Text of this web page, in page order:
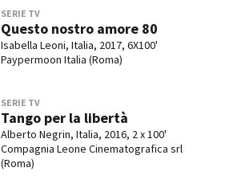
SERIE TV
Questo nostro amore 80
Isabella Leoni, Italia, 2017, 6X100'
Paypermoon Italia (Roma)
SERIE TV
Tango per la libertà
Alberto Negrin, Italia, 2016, 2 x 100'
Compagnia Leone Cinematografica srl
(Roma)